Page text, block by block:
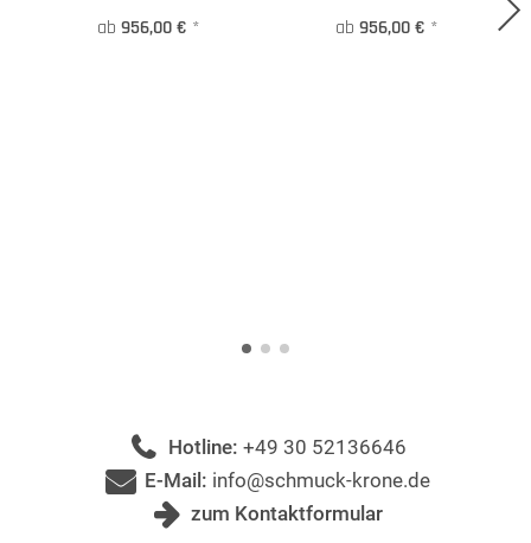
ab 956,00 € * ab 956,00 € *
Hotline: +49 30 52136646
E-Mail: info@schmuck-krone.de
zum Kontaktformular